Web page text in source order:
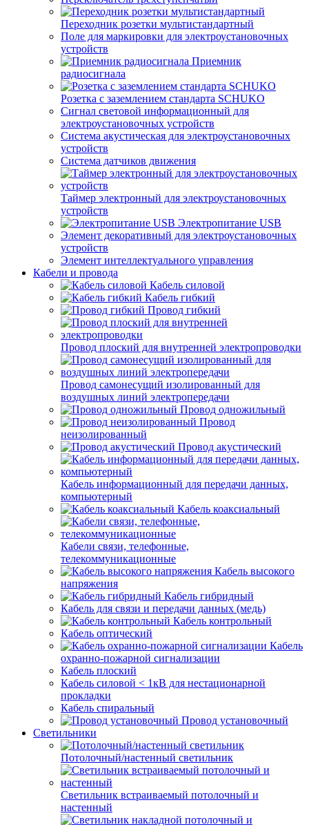
Переходник розетки мультистандартный
Поле для маркировки для электроустановочных
устройств
Приемник
радиосигнала
Розетка с заземлением стандарта SCHUKO
Сигнал световой информационный для
электроустановочных устройств
Система акустическая для электроустановочных
устройств
Система датчиков движения
Таймер электронный для электроустановочных
устройств
Электропитание USB
Элемент декоративный для электроустановочных
устройств
Элемент интеллектуального управления
Кабели и провода
Кабель силовой
Кабель гибкий
Провод гибкий
Провод плоский для внутренней электропроводки
Провод самонесущий изолированный для
воздушных линий электропередачи
Провод одножильный
Провод
неизолированный
Провод акустический
Кабель информационный для передачи данных,
компьютерный
Кабель коаксиальный
Кабели связи, телефонные,
телекоммуникационные
Кабель высокого
напряжения
Кабель гибридный
Кабель для связи и передачи данных (медь)
Кабель контрольный
Кабель оптический
Кабель
охранно-пожарной сигнализации
Кабель плоский
Кабель силовой < 1кВ для нестационарной
прокладки
Кабель спиральный
Провод установочный
Светильники
Потолочный/настенный светильник
Светильник встраиваемый потолочный и
настенный